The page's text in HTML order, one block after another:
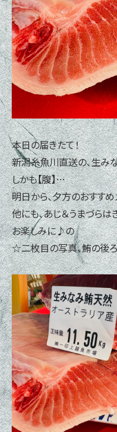
本日の届きたて！
新潟糸魚川直送の、生み
しかも【腹】…
明日から、夕方のおすす
他にも、あじ＆うまづら
お楽しみに♪の
☆二枚目の写真、鮪の後